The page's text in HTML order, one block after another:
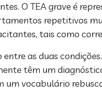
O TEA grave é
repetitivos
tais como
as duas
têm um
um vocabulário